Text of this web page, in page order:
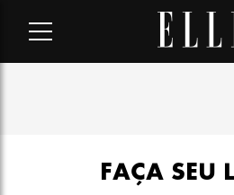
FAÇA SEU